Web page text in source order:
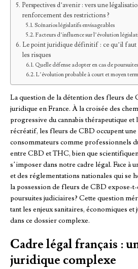
Perspectives d’avenir : vers une
renforcement des restrictions ?
Scénarios législatifs envisageables
Facteurs d’influence sur l’évolution
Le point juridique définitif : ce qu’il
les risques
Quelle défense adopter en cas de
L’évolution probable à court et moyen
La question de la détention des fleurs de
juridique en France. À la croisée des
progressive du cannabis thérapeutique et
récréatif, les fleurs de CBD occupent
consommateurs comme professionnels
entre CBD et THC, bien que
s’imposer dans notre cadre légal. Face à
et des réglementations nationales qui se
la possession de fleurs de CBD expose-
poursuites judiciaires? Cette question
tant les enjeux sanitaires, économiques
dans ce dossier complexe.
Cadre légal français :
juridique complexe